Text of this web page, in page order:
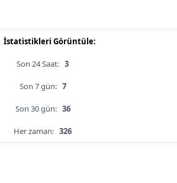
İstatistikleri Görüntüle:
Son 24 Saat: 3
Son 7 gün: 7
Son 30 gün: 36
Her zaman: 326